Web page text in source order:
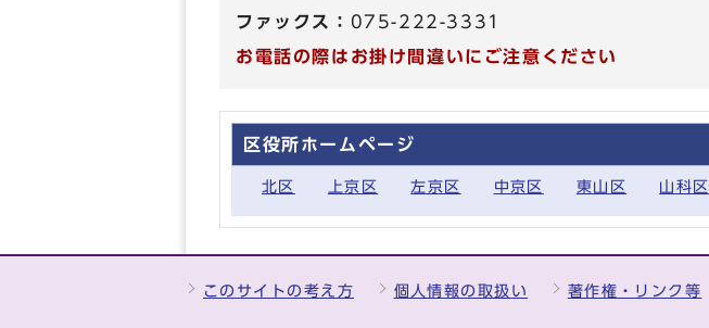
ファックス： 075-222-3331
お電話の際はお掛け間違いにご注意ください
区役所ホームページ
北区 上京区 左京区 中京区 東山区 山科区
このサイトの考え方 個人情報の取扱い 著作権・リンク等